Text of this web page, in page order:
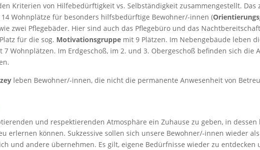
Kriterien von Hilfebedürftigkeit vs. Selbständigkeit zusammengestellt.
Wohnplätze für besonders hilfsbedürftige Bewohner/-innen (
zwei Pflegebäder. Hier sind auch das Pflegebüro und das
für die sog. Motivationsgruppe mit 9 Plätzen. Im Nebengebäude leben
Wohnplätzen. Im Erdgeschoß, im 2. und 3. Obergeschoß befinden sich die
leben Bewohner/-innen, die nicht die permanente Anwesenheit von
und respektierenden Atmosphäre ein Zuhause zu geben, in dessen
erlernen können. Sukzessive sollen sich unsere Bewohner/-innen wieder
und andere übernehmen. Es gilt, eigene Bedürfnisse wieder zu entdecken